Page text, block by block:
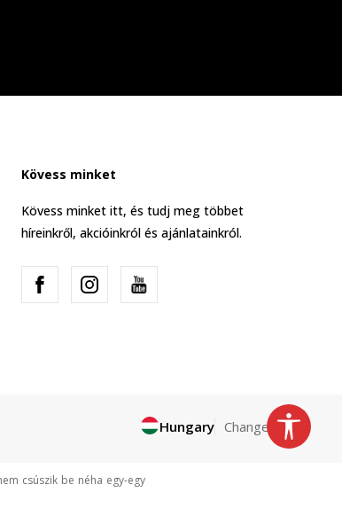
Kövess minket
Kövess minket itt, és tudj meg többet
híreinkről, akcióinkról és ajánlatainkról.
Hungary Change
csúszik be néha egy-egy